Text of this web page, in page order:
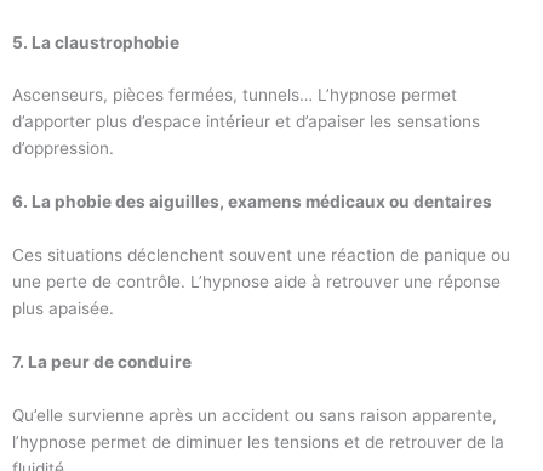
5. La claustrophobie
Ascenseurs, pièces fermées, tunnels… L’hypnose permet
d’apporter plus d’espace intérieur et d’apaiser les sensations
d’oppression.
6. La phobie des aiguilles, examens médicaux ou dentaires
Ces situations déclenchent souvent une réaction de panique ou
une perte de contrôle. L’hypnose aide à retrouver une réponse
plus apaisée.
7. La peur de conduire
Qu’elle survienne après un accident ou sans raison apparente,
l’hypnose permet de diminuer les tensions et de retrouver de la